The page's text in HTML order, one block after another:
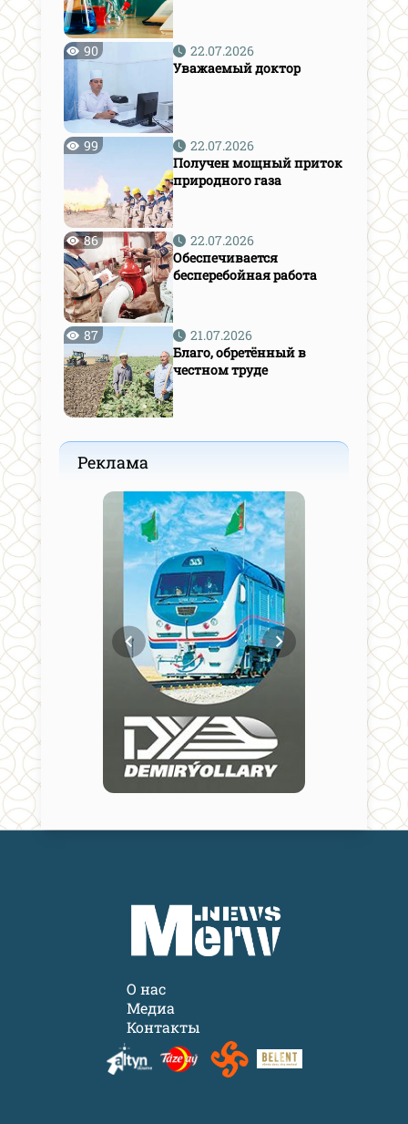
90
22.07.2026
Уважаемый доктор
99
22.07.2026
Получен мощный приток
природного газа
86
22.07.2026
Обеспечивается
бесперебойная работа
87
21.07.2026
Благо, обретённый в
честном труде
Реклама
О нас
Медиа
Контакты